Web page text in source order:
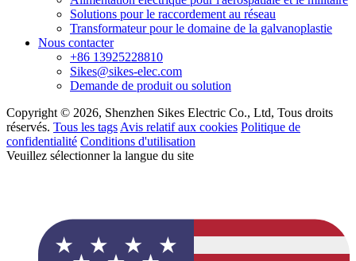
Solutions pour le raccordement au réseau
Transformateur pour le domaine de la galvanoplastie
Nous contacter
+86 13925228810
Sikes@sikes-elec.com
Demande de produit ou solution
Copyright © 2026, Shenzhen Sikes Electric Co., Ltd, Tous droits
réservés. Tous les tags Avis relatif aux cookies Politique de
confidentialité Conditions d'utilisation
Veuillez sélectionner la langue du site